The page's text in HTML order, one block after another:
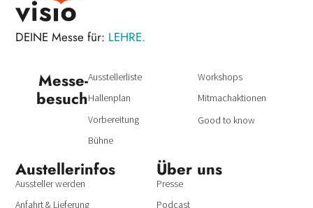
DEINE Messe für: LEHRE.
Messe­
besuch
Ausstellerliste
Hallenplan
Vorbereitung
Bühne
Workshops
Mitmachaktionen
Good to know
Austeller­infos
Aussteller werden
Anfahrt & Lieferung
Über uns
Presse
Podcast